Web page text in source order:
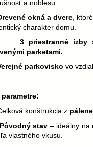
a noblesu.
okná a dvere ,
charakter domu.
3 priestranné izby
parketami.
parkovisko vo
konštrukcia z
Pôvodný stav – ideálny na
vlastného vkusu.